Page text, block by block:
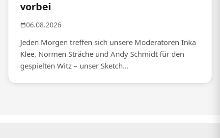
vorbei
06.08.2026
Jeden Morgen treffen sich unsere Moderatoren Inka
Klee, Normen Sträche und Andy Schmidt für den
gespielten Witz – unser Sketch...